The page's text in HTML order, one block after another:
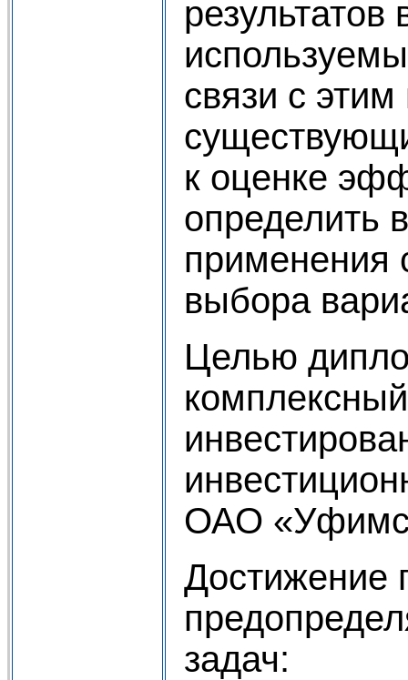
связи с
к оценке
определить
применения
выбора
Целью
ОАО
Достижение
задач: